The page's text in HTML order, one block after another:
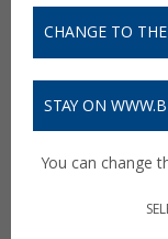
CHANGE TO
STAY ON
You can change